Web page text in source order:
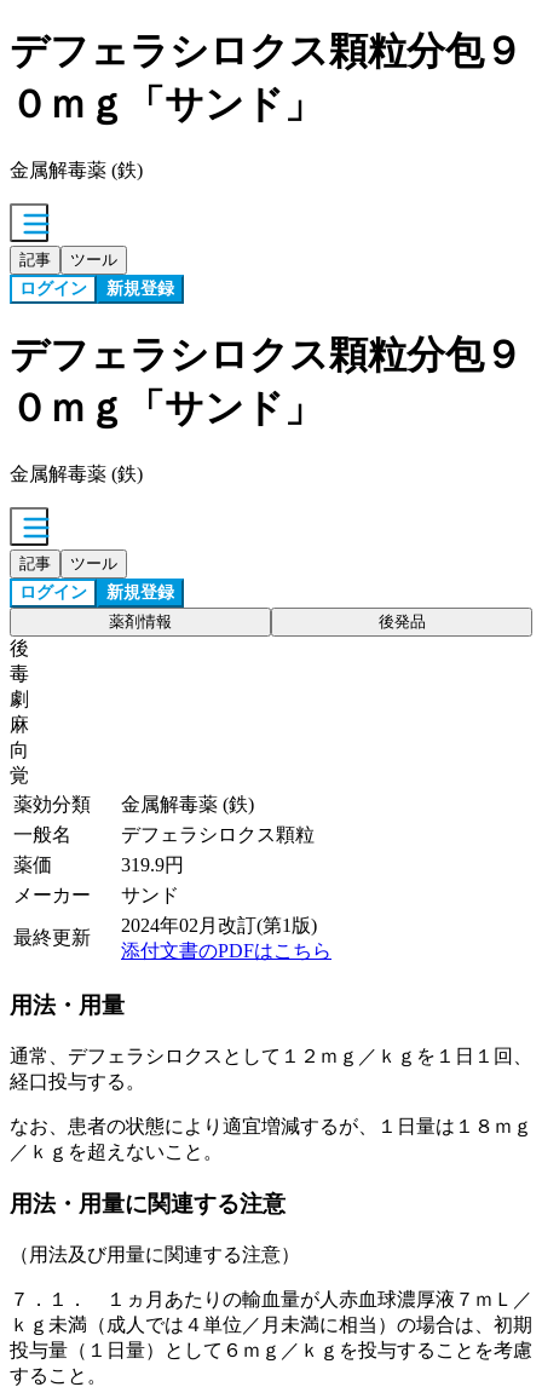
デフェラシロクス顆粒分包９
０ｍｇ「サンド」
金属解毒薬 (鉄)
記事 ツール
ログイン 新規登録
デフェラシロクス顆粒分包９
０ｍｇ「サンド」
金属解毒薬 (鉄)
記事 ツール
ログイン 新規登録
薬剤情報 後発品
後
毒
劇
麻
向
覚
薬効分類
金属解毒薬 (鉄)
一般名
デフェラシロクス顆粒
薬価
319.9円
メーカー
サンド
最終更新
2024年02月改訂(第1版)
添付文書のPDFはこちら
用法・用量
通常、デフェラシロクスとして１２ｍｇ／ｋｇを１日１回、
経口投与する。
なお、患者の状態により適宜増減するが、１日量は１８ｍｇ
／ｋｇを超えないこと。
用法・用量に関連する注意
（用法及び用量に関連する注意）
７．１． １ヵ月あたりの輸血量が人赤血球濃厚液７ｍＬ／
ｋｇ未満（成人では４単位／月未満に相当）の場合は、初期
投与量（１日量）として６ｍｇ／ｋｇを投与することを考慮
すること。